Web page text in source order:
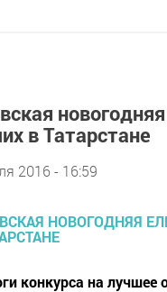
в Татарстане
2016 - 16:59
конкурса на лучшее